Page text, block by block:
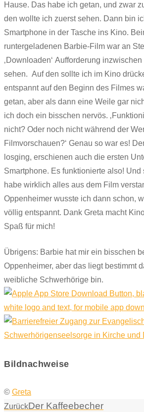
Hause. Das habe ich getan, und zwar
den wollte ich zuerst sehen. Dann bin
Smartphone in der Tasche ins Kino.
runtergeladenen Barbie-Film war an
‚Downloaden‘ Aufforderung
sehen. Auf den sollte ich im Kino
entspannt auf den Beginn des Filmes
getan, aber als dann eine Weile gar
ich doch ein bisschen nervös.
nicht? Oder noch nicht während der
Filmvorschauen?‘ Genau so war es!
losging, erschienen auch die ersten
Smartphone. Es funktionierte also! Und
habe wirklich alles aus dem Film
Oppenheimer wusste ich dann schon,
völlig entspannt. Dank Greta macht
Spaß für mich!
Übrigens: Barbie hat mir ein bisschen
Oppenheimer, aber das liegt bestimmt
weibliche Schwerhörige bin.
Bildnachweise
© Greta
ZurückDer Kaffeebecher